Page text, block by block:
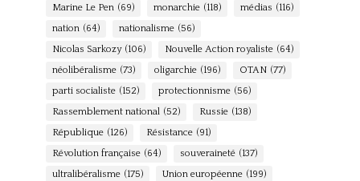
Marine Le Pen (69) monarchie (118) médias (116)
nation (64) nationalisme (56)
Nicolas Sarkozy (106) Nouvelle Action royaliste (64)
néolibéralisme (73) oligarchie (196) OTAN (77)
parti socialiste (152) protectionnisme (56)
Rassemblement national (52) Russie (138)
République (126) Résistance (91)
Révolution française (64) souveraineté (137)
ultralibéralisme (175) Union européenne (199)